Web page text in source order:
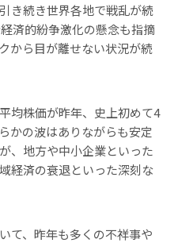
き続き世界各地で戦乱が続
済的紛争激化の懸念も指摘
から目が離せない状況が続
均株価が昨年、史上初めて4
かの波はありながらも安定
、地方や中小企業といった
経済の衰退といった深刻な
て、昨年も多くの不祥事や